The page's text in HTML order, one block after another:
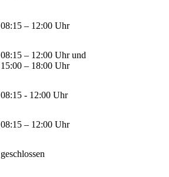
08:15 – 12:00 Uhr
08:15 – 12:00 Uhr und
15:00 – 18:00 Uhr
08:15 - 12:00 Uhr
08:15 – 12:00 Uhr
geschlossen